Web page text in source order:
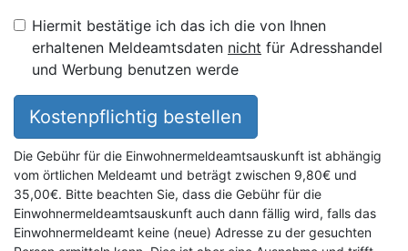
Hiermit bestätige ich das ich die von Ihnen
erhaltenen Meldeamtsdaten nicht für Adresshandel
und Werbung benutzen werde
Kostenpflichtig bestellen
Die Gebühr für die Einwohnermeldeamtsauskunft ist abhängig
vom örtlichen Meldeamt und beträgt zwischen 9,80€ und
35,00€. Bitte beachten Sie, dass die Gebühr für die
Einwohnermeldeamtsauskunft auch dann fällig wird, falls das
Einwohnermeldeamt keine (neue) Adresse zu der gesuchten